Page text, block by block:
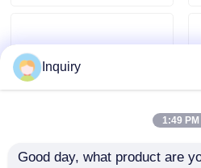
Ζητήστε ένα απόσπασμα
Συμπαγείς φορτωτές
Inquiry
1:49 PM
Good day, what product are